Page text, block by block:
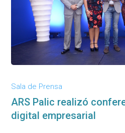
Sala de Prensa
ARS Palic realizó
digital empresarial